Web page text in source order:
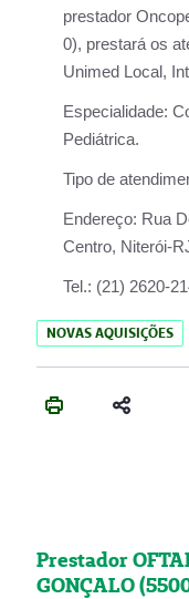
prestador
0), prestará os
Unimed Local,
Especialidade:
Pediátrica.
Tipo de
Endereço: Rua
Centro, Niterói-
Tel.: (21) 2620-
NOVAS AQUISIÇÕES
Prestador
GONÇALO